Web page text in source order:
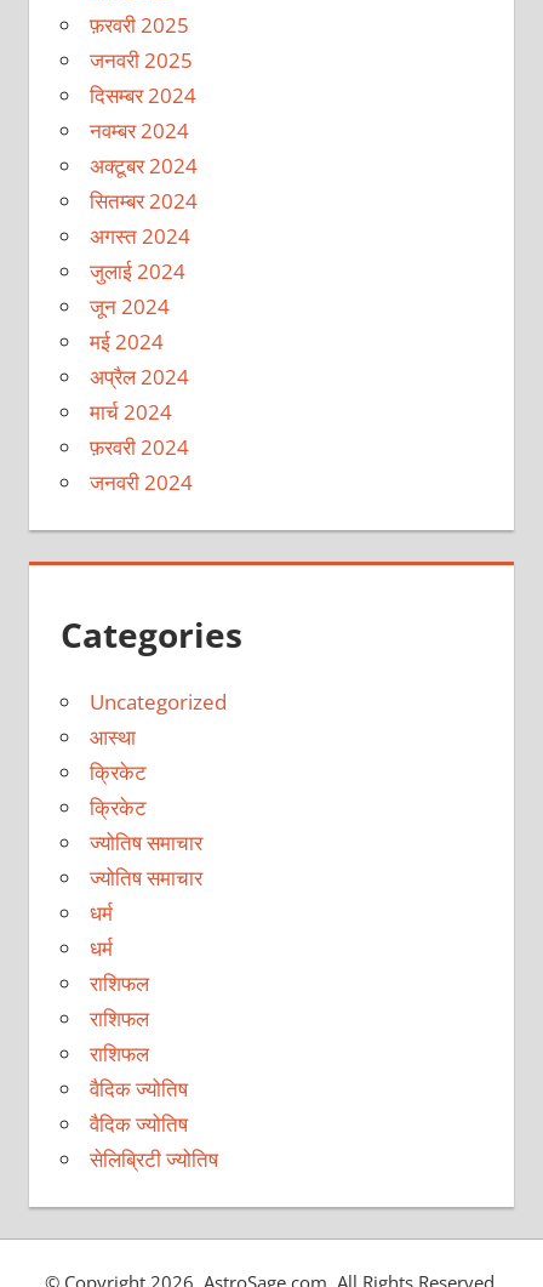
फ़रवरी 2025
जनवरी 2025
दिसम्बर 2024
नवम्बर 2024
अक्टूबर 2024
सितम्बर 2024
अगस्त 2024
जुलाई 2024
जून 2024
मई 2024
अप्रैल 2024
मार्च 2024
फ़रवरी 2024
जनवरी 2024
Categories
Uncategorized
आस्था
क्रिकेट
क्रिकेट
ज्योतिष समाचार
ज्योतिष समाचार
धर्म
धर्म
राशिफल
राशिफल
राशिफल
वैदिक ज्योतिष
वैदिक ज्योतिष
सेलिब्रिटी ज्योतिष